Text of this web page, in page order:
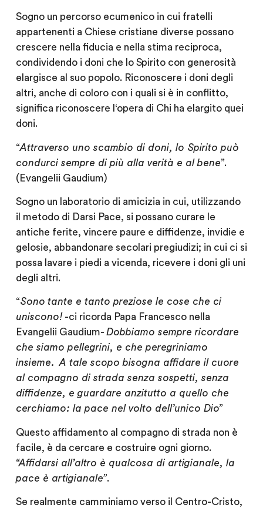
Sogno un percorso ecumenico in cui fratelli
appartenenti a Chiese cristiane diverse possano
crescere nella fiducia e nella stima reciproca,
condividendo i doni che lo Spirito con generosità
elargisce al suo popolo. Riconoscere i doni degli
altri, anche di coloro con i quali si è in conflitto,
significa riconoscere l‘opera di Chi ha elargito quei
doni.
“Attraverso uno scambio di doni, lo Spirito può
condurci sempre di più alla verità e al bene”.
(Evangelii Gaudium)
Sogno un laboratorio di amicizia in cui, utilizzando
il metodo di Darsi Pace, si possano curare le
antiche ferite, vincere paure e diffidenze, invidie e
gelosie, abbandonare secolari pregiudizi; in cui ci si
possa lavare i piedi a vicenda, ricevere i doni gli uni
degli altri.
“Sono tante e tanto preziose le cose che ci
uniscono! -ci ricorda Papa Francesco nella
Evangelii Gaudium- Dobbiamo sempre ricordare
che siamo pellegrini, e che peregriniamo
insieme. A tale scopo bisogna affidare il cuore
al compagno di strada senza sospetti, senza
diffidenze, e guardare anzitutto a quello che
cerchiamo: la pace nel volto dell’unico Dio”
Questo affidamento al compagno di strada non è
facile, è da cercare e costruire ogni giorno.
“Affidarsi all’altro è qualcosa di artigianale, la
pace è artigianale”.
Se realmente camminiamo verso il Centro-Cristo,